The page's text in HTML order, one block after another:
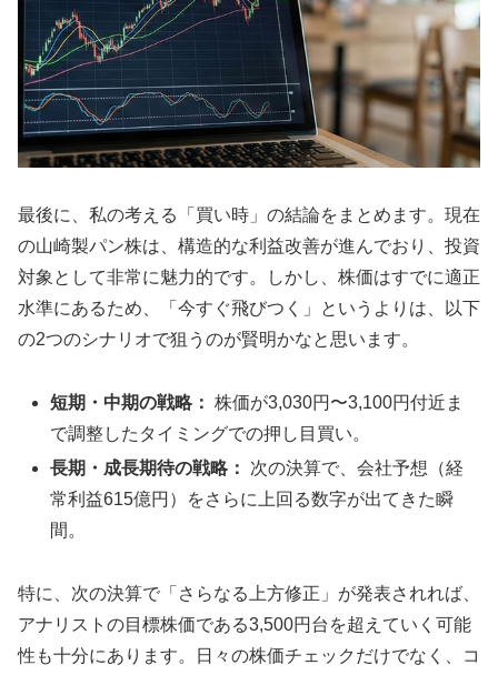
最後に、私の考える「買い時」の結論をまとめます。現在
の山崎製パン株は、構造的な利益改善が進んでおり、投資
対象として非常に魅力的です。しかし、株価はすでに適正
水準にあるため、「今すぐ飛びつく」というよりは、以下
の2つのシナリオで狙うのが賢明かなと思います。
短期・中期の戦略： 株価が3,030円〜3,100円付近ま
で調整したタイミングでの押し目買い。
長期・成長期待の戦略：
次の決算で、会社予想（経
常利益615億円）をさらに上回る数字が出てきた瞬
間。
特に、次の決算で「さらなる上方修正」が発表されれば、
アナリストの目標株価である3,500円台を超えていく可能
性も十分にあります。日々の株価チェックだけでなく、コ